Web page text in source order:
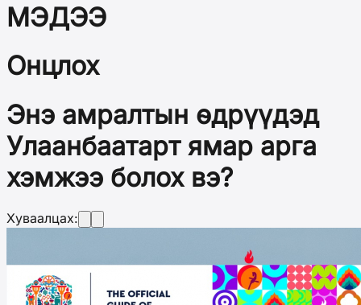
МЭДЭЭ
Онцлох
Энэ амралтын өдрүүдэд
Улаанбаатарт ямар арга
хэмжээ болох вэ?
Хуваалцах: